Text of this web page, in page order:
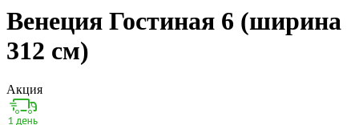
Венеция Гостиная 6 (ширина
312 см)
Акция